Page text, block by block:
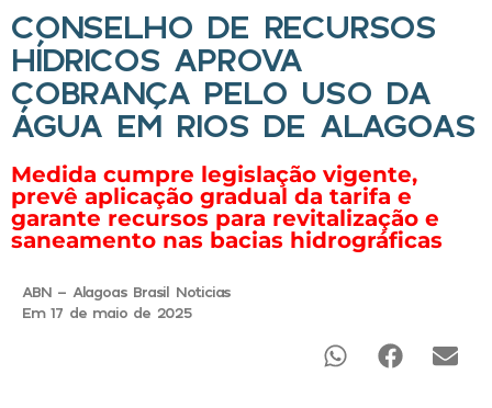
CONSELHO DE RECURSOS
HÍDRICOS APROVA
COBRANÇA PELO USO DA
ÁGUA EM RIOS DE ALAGOAS
Medida cumpre legislação vigente,
prevê aplicação gradual da tarifa e
garante recursos para revitalização e
saneamento nas bacias hidrográficas
ABN - Alagoas Brasil Noticias
Em 17 de maio de 2025